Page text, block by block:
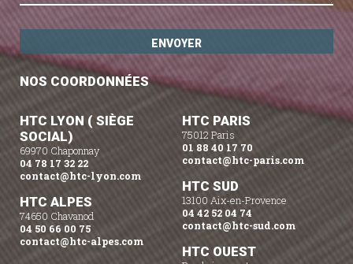
NOS COORDONNÉES
HTC LYON ( SIÈGE
SOCIAL)
69970 Chaponnay
04 78 17 32 22
contact@htc-lyon.com
HTC ALPES
74650 Chavanod
04 50 66 00 75
contact@htc-alpes.com
HTC PARIS
75012 Paris
01 88 40 17 70
contact@htc-paris.com
HTC SUD
13100 Aix-en-Provence
04 42 52 04 74
contact@htc-sud.com
HTC OUEST